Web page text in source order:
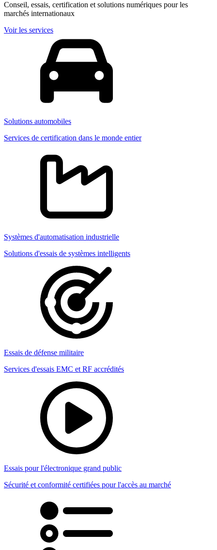
Conseil, essais, certification et solutions numériques pour les
marchés internationaux
Voir les services
Solutions automobiles
Services de certification dans le monde entier
Systèmes d'automatisation industrielle
Solutions d'essais de systèmes intelligents
Essais de défense militaire
Services d'essais EMC et RF accrédités
Essais pour l'électronique grand public
Sécurité et conformité certifiées pour l'accès au marché